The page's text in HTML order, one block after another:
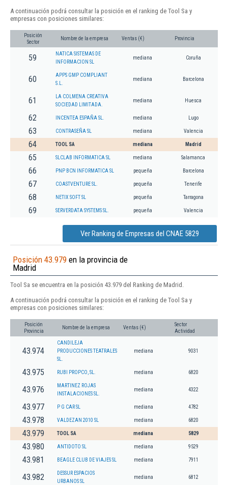
A continuación podrá consultar la posición en el ranking de Tool Sa y
empresas con posiciones similares:
Posición
Sector
Nombre de la empresa Ventas (€) Provincia
59
NATICA SISTEMAS DE
INFORMACION SL
mediana Coruña
60
APPS GMP COMPLIANT
S.L.
mediana Barcelona
61
LA COLMENA CREATIVA
SOCIEDAD LIMITADA.
mediana Huesca
62 INCENTEA ESPAÑA SL. mediana Lugo
63 CONTRASEÑA SL mediana Valencia
64 TOOL SA mediana Madrid
65 SLCLAB INFORMATICA SL mediana Salamanca
66 PNP BCN INFORMATICA SL pequeña Barcelona
67 COASTVENTURE SL. pequeña Tenerife
68 NETIX SOFT SL pequeña Tarragona
69 SERVERDATA SYSTEMS SL. pequeña Valencia
Ver Ranking de Empresas del CNAE 5829
Posición 43.979 en la provincia de
Madrid
Tool Sa se encuentra en la posición 43.979 del Ranking de Madrid.
A continuación podrá consultar la posición en el ranking de Tool Sa y
empresas con posiciones similares:
Posición
Provincia
Nombre de la empresa Ventas (€)
Sector
Actividad
43.974
CANDILEJA
PRODUCCIONES TEATRALES
SL.
mediana 9031
43.975 RUBI PROPCO, SL. mediana 6820
43.976
MARTINEZ ROJAS
INSTALACIONES SL.
mediana 4322
43.977 P G CAR SL mediana 4782
43.978 VALDEZAN 2010 SL mediana 6820
43.979 TOOL SA mediana 5829
43.980 ANTIDOTO SL mediana 9529
43.981 BEAGLE CLUB DE VIAJES SL mediana 7911
43.982
DESSUR ESPACIOS
URBANOS SL
mediana 6812